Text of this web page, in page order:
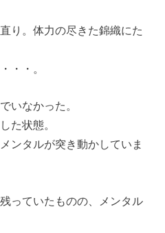
り。体力の尽きた錦織にた
・・。
いなかった。
た状態。
ンタルが突き動かしていま
っていたものの、メンタル